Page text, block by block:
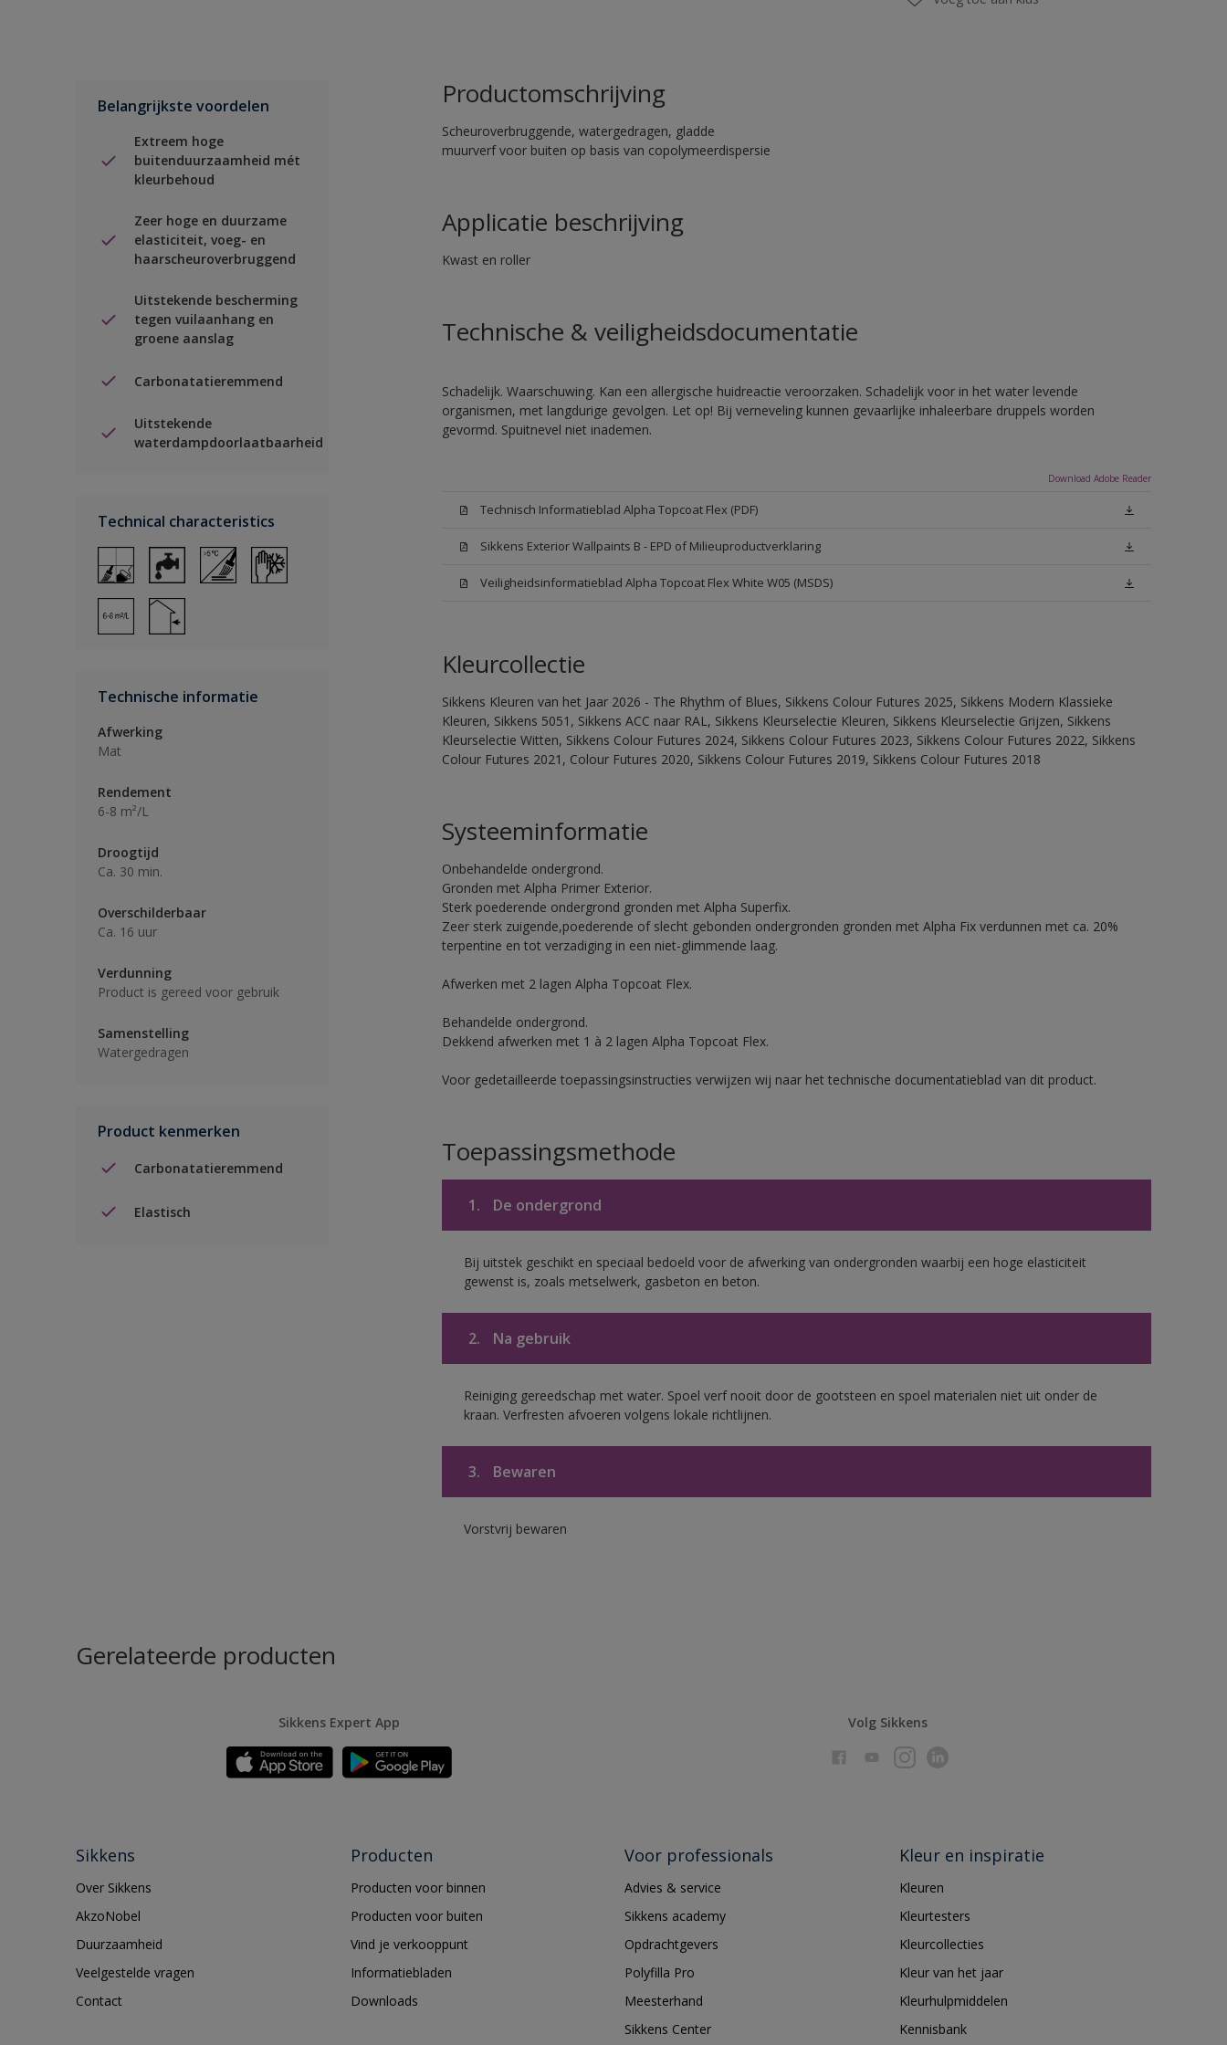
Belangrijkste voordelen
Extreem hoge
buitenduurzaamheid mét
kleurbehoud
Zeer hoge en duurzame
elasticiteit, voeg- en
haarscheuroverbruggend
Uitstekende bescherming
tegen vuilaanhang en
groene aanslag
Carbonatatieremmend
Uitstekende
waterdampdoorlaatbaarheid
Technical characteristics
Technische informatie
Afwerking
Mat
Rendement
6-8 m²/L
Droogtijd
Ca. 30 min.
Overschilderbaar
Ca. 16 uur
Verdunning
Product is gereed voor gebruik
Samenstelling
Watergedragen
Product kenmerken
Carbonatatieremmend
Elastisch
Productomschrijving
Scheuroverbruggende, watergedragen, gladde
muurverf voor buiten op basis van copolymeerdispersie
Applicatie beschrijving
Kwast en roller
Technische & veiligheidsdocumentatie
Schadelijk. Waarschuwing. Kan een allergische huidreactie veroorzaken. Schadelijk voor in het water levende
organismen, met langdurige gevolgen. Let op! Bij verneveling kunnen gevaarlijke inhaleerbare druppels worden
gevormd. Spuitnevel niet inademen.
Download Adobe Reader
Technisch Informatieblad Alpha Topcoat Flex (PDF)
Sikkens Exterior Wallpaints B - EPD of Milieuproductverklaring
Veiligheidsinformatieblad Alpha Topcoat Flex White W05 (MSDS)
Kleurcollectie
Sikkens Kleuren van het Jaar 2026 - The Rhythm of Blues, Sikkens Colour Futures 2025, Sikkens Modern Klassieke
Kleuren, Sikkens 5051, Sikkens ACC naar RAL, Sikkens Kleurselectie Kleuren, Sikkens Kleurselectie Grijzen, Sikkens
Kleurselectie Witten, Sikkens Colour Futures 2024, Sikkens Colour Futures 2023, Sikkens Colour Futures 2022, Sikkens
Colour Futures 2021, Colour Futures 2020, Sikkens Colour Futures 2019, Sikkens Colour Futures 2018
Systeeminformatie
Onbehandelde ondergrond.
Gronden met Alpha Primer Exterior.
Sterk poederende ondergrond gronden met Alpha Superfix.
Zeer sterk zuigende,poederende of slecht gebonden ondergronden gronden met Alpha Fix verdunnen met ca. 20%
terpentine en tot verzadiging in een niet-glimmende laag.
Afwerken met 2 lagen Alpha Topcoat Flex.
Behandelde ondergrond.
Dekkend afwerken met 1 à 2 lagen Alpha Topcoat Flex.
Voor gedetailleerde toepassingsinstructies verwijzen wij naar het technische documentatieblad van dit product.
Toepassingsmethode
1. De ondergrond
Bij uitstek geschikt en speciaal bedoeld voor de afwerking van ondergronden waarbij een hoge elasticiteit
gewenst is, zoals metselwerk, gasbeton en beton.
2. Na gebruik
Reiniging gereedschap met water. Spoel verf nooit door de gootsteen en spoel materialen niet uit onder de
kraan. Verfresten afvoeren volgens lokale richtlijnen.
3. Bewaren
Vorstvrij bewaren
Gerelateerde producten
Sikkens Expert App Volg Sikkens
Sikkens
Over Sikkens
AkzoNobel
Duurzaamheid
Veelgestelde vragen
Contact
Producten
Producten voor binnen
Producten voor buiten
Vind je verkooppunt
Informatiebladen
Downloads
Voor professionals
Advies & service
Sikkens academy
Opdrachtgevers
Polyfilla Pro
Meesterhand
Sikkens Center
Kleur en inspiratie
Kleuren
Kleurtesters
Kleurcollecties
Kleur van het jaar
Kleurhulpmiddelen
Kennisbank